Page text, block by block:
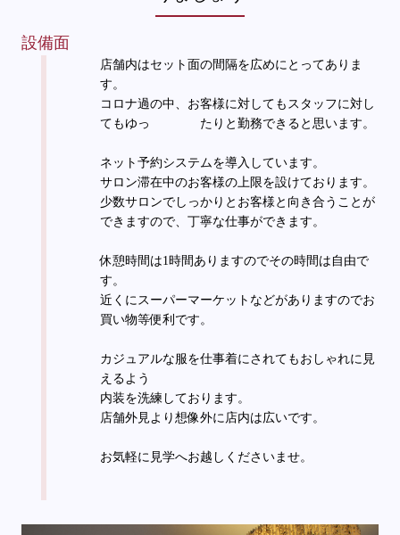
設備面
店舗内はセット面の間隔を広めにとってありま
す。
コロナ過の中、お客様に対してもスタッフに対し
てもゆっ たりと勤務できると思います。
ネット予約システムを導入しています。
サロン滞在中のお客様の上限を設けております。
少数サロンでしっかりとお客様と向き合うことが
できますので、丁寧な仕事ができます。
休憩時間は1時間ありますのでその時間は自由で
す。
近くにスーパーマーケットなどがありますのでお
買い物等便利です。
カジュアルな服を仕事着にされてもおしゃれに見
えるよう
内装を洗練しております。
店舗外見より想像外に店内は広いです。
お気軽に見学へお越しくださいませ。